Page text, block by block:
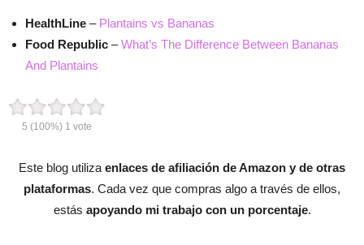
HealthLine – Plantains vs Bananas
Food Republic –What’s The Difference Between Bananas
And Plantains
5 (100%) 1 vote
Este blog utiliza enlaces de afiliación de Amazon y de otras
plataformas. Cada vez que compras algo a través de ellos,
estás apoyando mi trabajo con un porcentaje.